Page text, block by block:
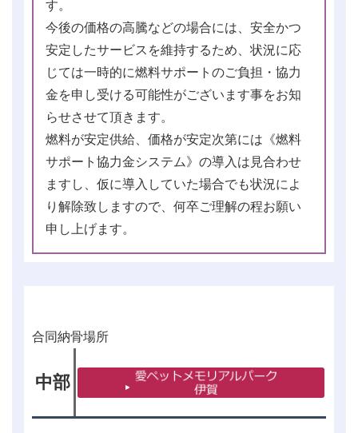
す。
今後の価格の高騰などの場合には、安全かつ
安定したサービスを維持するため、状況に応
じては一時的に燃料サポートのご負担・協力
金を申し受ける可能性がございます事をお知
らせさせて頂きます。
燃料が安定供給、価格が安定次第には《燃料
サポート協力金システム》の導入は見合わせ
ますし、仮に導入していた場合でも状況によ
り解除致しますので、何卒ご理解の程お願い
申し上げます。
合同納骨場所
中部